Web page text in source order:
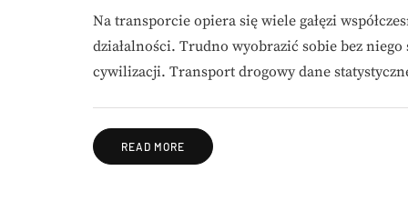
Na transporcie opiera się wiele gałęzi
działalności. Trudno wyobrazić sobie bez
cywilizacji. Transport drogowy dane
READ MORE